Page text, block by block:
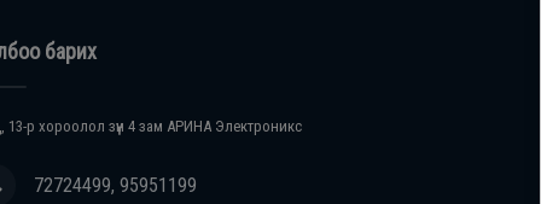
барих
13-р хороолол зүүн 4 зам АРИНА Электроникс
72724499, 95951199